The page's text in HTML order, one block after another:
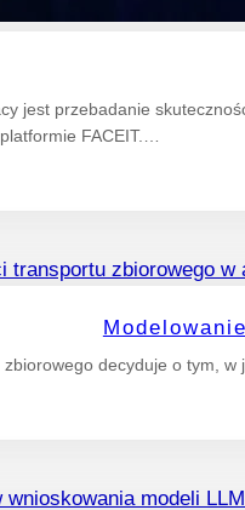
jest przebadanie
FACEIT.…
decyduje o tym,